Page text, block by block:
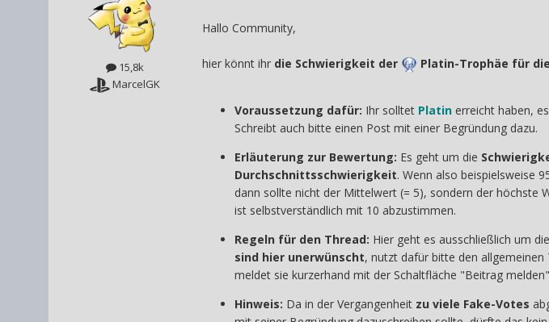
15,8k
MarcelGK
Hallo Community,
hier könnt ihr die Schwierigkeit der Platin-Trophäe für
Voraussetzung dafür: Ihr solltet Platinerreicht haben,
Schreibt auch bitte einen Post mit einer Begründung dazu.
Erläuterung zur Bewertung: Es geht um die
Durchschnittsschwierigkeit. Wenn also beispielsweise
dann sollte nicht der Mittelwert (= 5), sondern der höchste
ist selbstverständlich mit 10 abzustimmen.
Regeln für den Thread: Hier geht es ausschließlich um
sind hier unerwünscht, nutzt dafür bitte den
meldet sie kurzerhand mit der Schaltfläche "Beitrag
Hinweis: Da in der Vergangenheit zu viele Fake-Votes